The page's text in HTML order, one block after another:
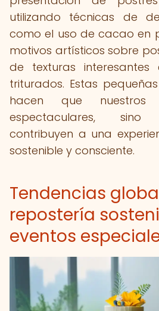
utilizando técnicas de
como el uso de cacao en
motivos artísticos sobre
de texturas
triturados. Estas
hacen que nuestros
espectaculares,
contribuyen a una
sostenible y consciente.
Tendencias
repostería
eventos